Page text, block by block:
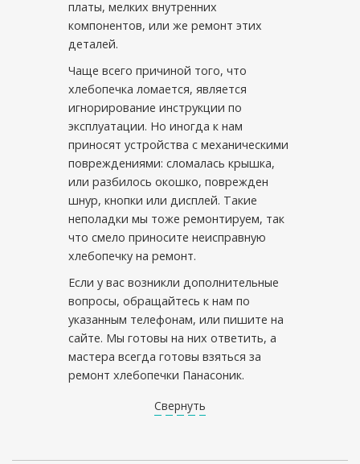
платы, мелких внутренних
компонентов, или же ремонт этих
деталей.
Чаще всего причиной того, что
хлебопечка ломается, является
игнорирование инструкции по
эксплуатации. Но иногда к нам
приносят устройства с механическими
повреждениями: сломалась крышка,
или разбилось окошко, поврежден
шнур, кнопки или дисплей. Такие
неполадки мы тоже ремонтируем, так
что смело приносите неисправную
хлебопечку на ремонт.
Если у вас возникли дополнительные
вопросы, обращайтесь к нам по
указанным телефонам, или пишите на
сайте. Мы готовы на них ответить, а
мастера всегда готовы взяться за
ремонт хлебопечки Панасоник.
Свернуть